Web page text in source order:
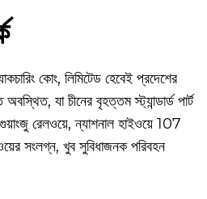
কোং, লিমিটেড হেবেই প্রদেশের
অবস্থিত, যা চীনের বৃহত্তম স্ট্যান্ডার্ড পার্ট
রেলওয়ে, ন্যাশনাল হাইওয়ে 107
সংলগ্ন, খুব সুবিধাজনক পরিবহন